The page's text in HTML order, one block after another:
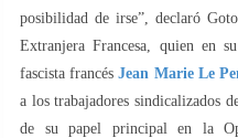
posibilidad de irse”, declaró
Extranjera Francesa, quien en
fascista francésJean Marie Le
a los trabajadores sindicalizados
de su papel principal en la